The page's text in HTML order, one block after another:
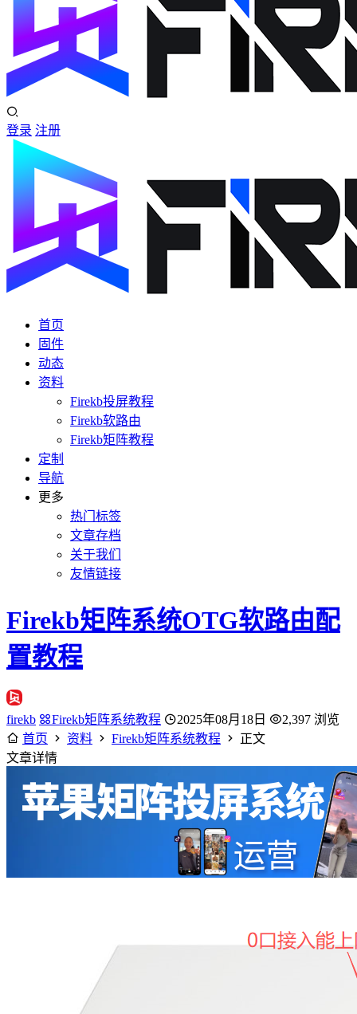
登录 注册
首页
固件
动态
资料
Firekb投屏教程
Firekb软路由
Firekb矩阵教程
定制
导航
更多
热门标签
文章存档
关于我们
友情链接
Firekb矩阵系统OTG软路由配
置教程
firekb Firekb矩阵系统教程 2025年08月18日
2,397 浏览
首页
资料 Firekb矩阵系统教程
正文
文章详情